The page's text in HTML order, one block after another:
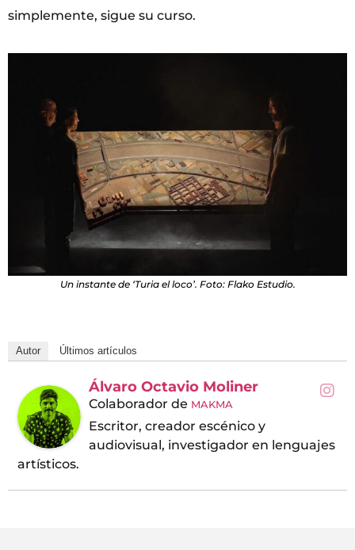
simplemente, sigue su curso.
Un instante de ‘Turia el loco’. Foto: Flako Estudio.
Autor Últimos artículos
Álvaro Octavio Moliner
Colaborador de MAKMA
Escritor, creador escénico y
audiovisual, investigador en lenguajes
artísticos.